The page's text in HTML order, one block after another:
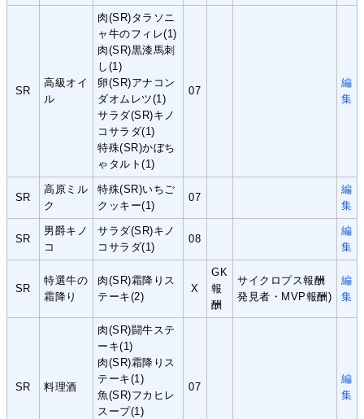
SR
高級オイ
ル
肉(SR)タラソニ
ャ牛のフィレ(1)
肉(SR)黒漆馬刺
し(1)
卵(SR)アナコン
ダオムレツ(1)
サラダ(SR)キノ
コサラダ(1)
特殊(SR)かぼち
ゃタルト(1)
07
編
集
SR
高原ミル
ク
特殊(SR)いちご
クッキー(1)
07
編
集
SR
男爵キノ
コ
サラダ(SR)キノ
コサラダ(1)
08
編
集
SR
特選牛の
霜降り
肉(SR)霜降りス
テーキ(2)
X
GK
報
酬
サイクロプス報酬
発見者・MVP報酬)
編
集
SR 料理酒
肉(SR)闘牛ステ
ーキ(1)
肉(SR)霜降りス
テーキ(1)
魚(SR)フカヒレ
スープ(1)
07
編
集